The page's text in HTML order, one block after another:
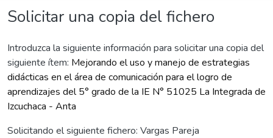
Solicitar una copia del fichero
Introduzca la siguiente información para solicitar una copia del
siguiente ítem: Mejorando el uso y manejo de estrategias
didácticas en el área de comunicación para el logro de
aprendizajes del 5° grado de la IE N° 51025 La Integrada de
Izcuchaca - Anta
Solicitando el siguiente fichero: Vargas Pareja